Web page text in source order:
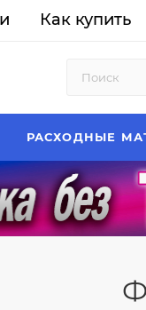
Как купить
РАСХОДНЫЕ